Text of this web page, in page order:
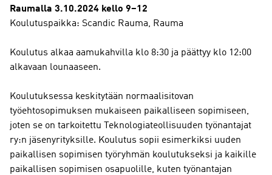
Raumalla 3.10.2024 kello 9–12
Koulutuspaikka: Scandic Rauma, Rauma
Koulutus alkaa aamukahvilla klo 8:30 ja päättyy klo 12:00
alkavaan lounaaseen.
Koulutuksessa keskitytään normaalisitovan
työehtosopimuksen mukaiseen paikalliseen sopimiseen,
joten se on tarkoitettu Teknologiateollisuuden työnantajat
ry:n jäsenyrityksille. Koulutus sopii esimerkiksi uuden
paikallisen sopimisen työryhmän koulutukseksi ja kaikille
paikallisen sopimisen osapuolille, kuten työnantajan